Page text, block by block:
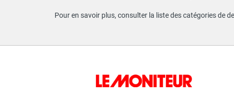
Pour en savoir plus, consulter la liste des catégories de